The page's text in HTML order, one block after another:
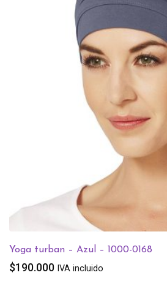
Yoga turban – Azul – 1000-0168
$190.000 IVA incluido